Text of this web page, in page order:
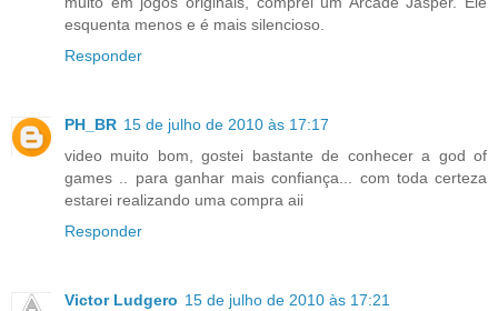
esquenta menos e é mais silencioso.
Responder
PH_BR 15 de julho de 2010 às 17:17
video muito bom, gostei bastante de conhecer a god of
games .. para ganhar mais confiança... com toda certeza
estarei realizando uma compra aii
Responder
Victor Ludgero 15 de julho de 2010 às 17:21